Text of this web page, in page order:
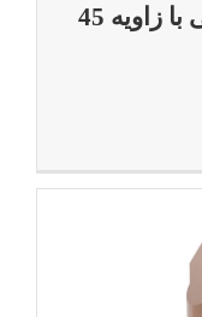
کابلشوی زاویه دار معمولی با زاویه 45